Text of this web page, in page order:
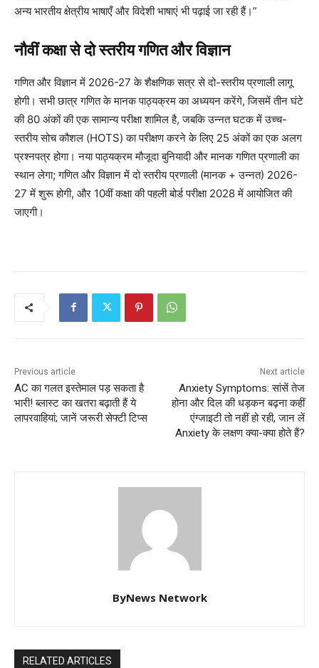
अन्य भारतीय क्षेत्रीय भाषाएँ और विदेशी भाषाएं भी पढ़ाई जा रही हैं।”
नौवीं कक्षा से दो स्तरीय गणित और विज्ञान
गणित और विज्ञान में 2026-27 के शैक्षणिक सत्र से दो-स्तरीय प्रणाली लागू
होगी। सभी छात्र गणित के मानक पाठ्यक्रम का अध्ययन करेंगे, जिसमें तीन घंटे
की 80 अंकों की एक सामान्य परीक्षा शामिल है, जबकि उन्नत घटक में उच्च-
स्तरीय सोच कौशल (HOTS) का परीक्षण करने के लिए 25 अंकों का एक अलग
प्रश्नपत्र होगा। नया पाठ्यक्रम मौजूदा बुनियादी और मानक गणित प्रणाली का
स्थान लेगा; गणित और विज्ञान में दो स्तरीय प्रणाली (मानक + उन्नत) 2026-
27 में शुरू होगी, और 10वीं कक्षा की पहली बोर्ड परीक्षा 2028 में आयोजित की
जाएगी।
Previous article
AC का गलत इस्तेमाल पड़ सकता है
भारी! ब्लास्ट का खतरा बढ़ाती हैं ये
लापरवाहियां; जानें जरूरी सेफ्टी टिप्स
Next article
Anxiety Symptoms: सांसें तेज
होना और दिल की धड़कन बढ़ना कहीं
एंग्जाइटी तो नहीं हो रही, जान लें
Anxiety के लक्षण क्या-क्या होते हैं?
ByNews Network
RELATED ARTICLES